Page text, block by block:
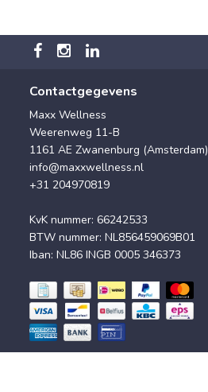
Contactgegevens
Maxx Wellness
Weerenweg 11-B
1161 AE Zwanenburg (Amsterdam)
info@maxxwellness.nl
+31 204970819
KvK nummer: 66242533
BTW nummer: NL856459069B01
Iban: NL86 INGB 0005 346373